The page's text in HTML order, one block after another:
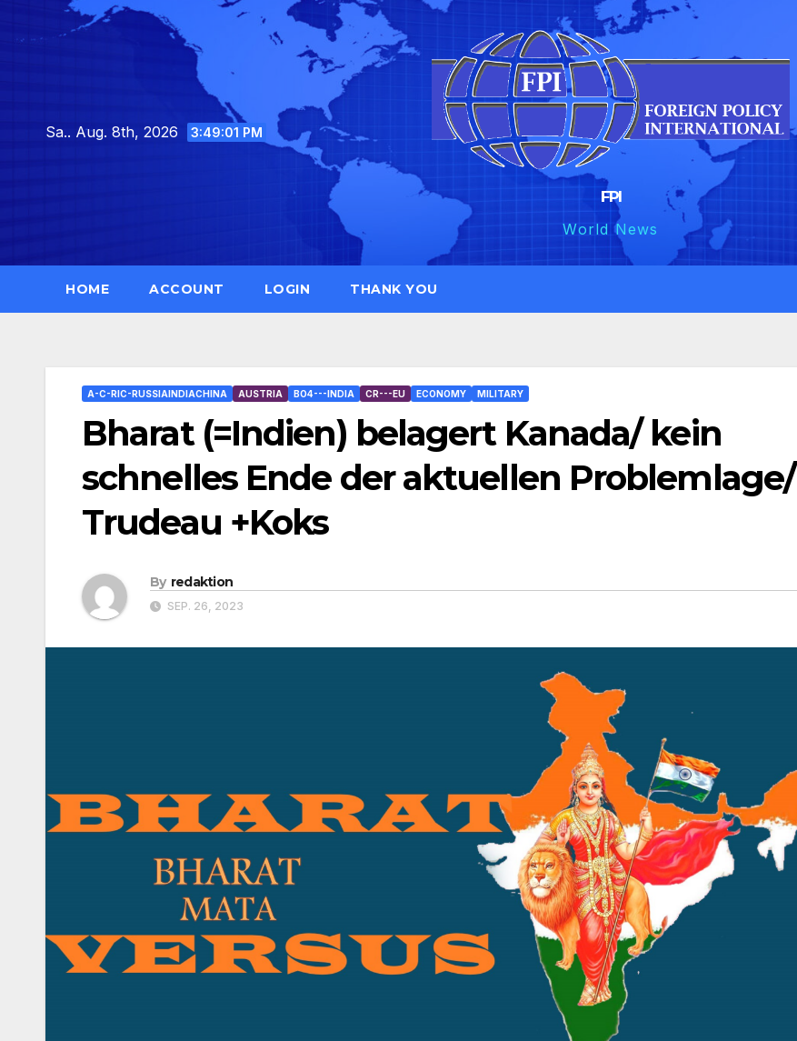
Sa.. Aug. 8th, 2026 3:49:02 PM
FPI
World News
HOME ACCOUNT LOGIN THANK YOU
A-C-RIC-RUSSIAINDIACHINA AUSTRIA BO4---INDIA CR---EU ECONOMY MILITARY
Bharat (=Indien) belagert Kanada/ kein
schnelles Ende der aktuellen Problemlage/
Trudeau +Koks
By redaktion
SEP. 26, 2023